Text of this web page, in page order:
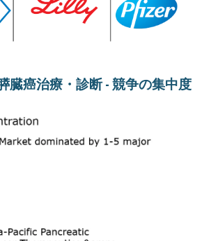
臓癌治療・診断 - 競争の集中度